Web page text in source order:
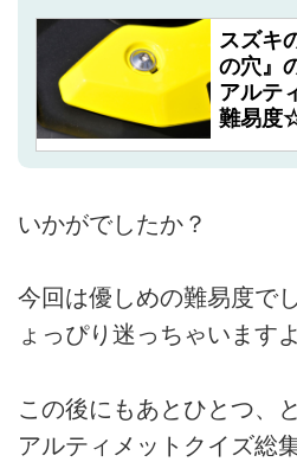
スズキ
の穴』
アルテ
難易度
いかがでしたか？
今回は優しめの難易度で
ょっぴり迷っちゃいます
この後にもあとひとつ、
アルティメットクイズ総